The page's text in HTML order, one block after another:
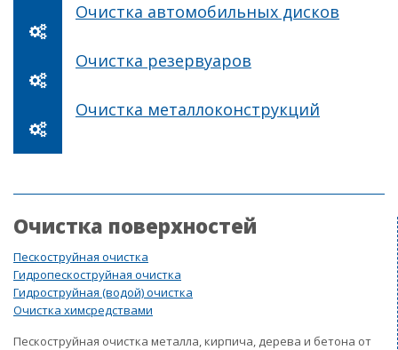
Очистка автомобильных дисков
Очистка резервуаров
Очистка металлоконструкций
Очистка поверхностей
Пескоструйная очистка
Гидропескоструйная очистка
Гидроструйная (водой) очистка
Очистка химсредствами
Пескоструйная очистка металла, кирпича, дерева и бетона от